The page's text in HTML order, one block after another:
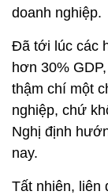
doanh nghiệp.
Đã tới lúc các
hơn 30%
thậm chí một
nghiệp, chứ
Nghị định
nay.
Tất nhiên, liên